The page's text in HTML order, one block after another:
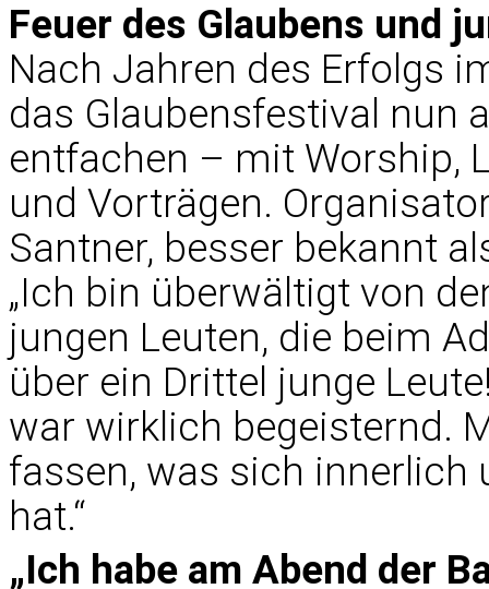
Feuer des Glaubens und
Nach Jahren des Erfolgs
das Glaubensfestival nun
entfachen – mit Worship,
und Vorträgen.
Santner, besser bekannt
„Ich bin überwältigt von
jungen Leuten, die beim
über ein Drittel junge
war wirklich begeisternd.
fassen, was sich innerlich
hat.“
„Ich habe am Abend der